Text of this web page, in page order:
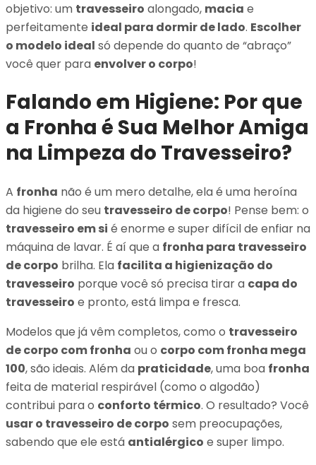
objetivo: um travesseiro alongado, macia e
perfeitamente ideal para dormir de lado. Escolher
o modelo ideal só depende do quanto de “abraço”
você quer para envolver o corpo!
Falando em Higiene: Por que
a Fronha é Sua Melhor Amiga
na Limpeza do Travesseiro?
A fronha não é um mero detalhe, ela é uma heroína
da higiene do seu travesseiro de corpo! Pense bem: o
travesseiro em si é enorme e super difícil de enfiar na
máquina de lavar. É aí que a fronha para travesseiro
de corpo brilha. Ela facilita a higienização do
travesseiro porque você só precisa tirar a capa do
travesseiro e pronto, está limpa e fresca.
Modelos que já vêm completos, como o travesseiro
de corpo com fronha ou o corpo com fronha mega
100, são ideais. Além da praticidade, uma boa fronha
feita de material respirável (como o algodão)
contribui para o conforto térmico. O resultado? Você
usar o travesseiro de corpo sem preocupações,
sabendo que ele está antialérgico e super limpo.